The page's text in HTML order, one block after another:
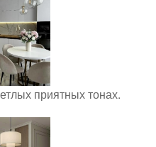
приятных тонах.